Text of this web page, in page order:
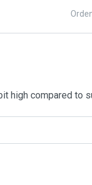
high compared to